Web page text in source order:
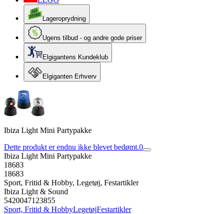
Lageroprydning
Ugens tilbud - og andre gode priser
Elgigantens Kundeklub
Elgiganten Erhverv
Ibiza Light Mini Partypakke
Dette produkt er endnu ikke blevet bedømt.0
Ibiza Light Mini Partypakke
18683
18683
Sport, Fritid & Hobby, Legetøj, Festartikler
Ibiza Light & Sound
5420047123855
Sport, Fritid & HobbyLegetøjFestartikler